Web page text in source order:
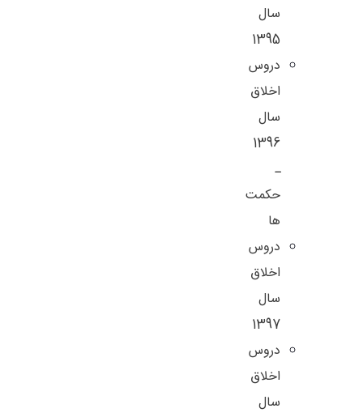
سال
1395
دروس
اخلاق
سال
1396
ـ
حکمت
ها
دروس
اخلاق
سال
1397
دروس
اخلاق
سال